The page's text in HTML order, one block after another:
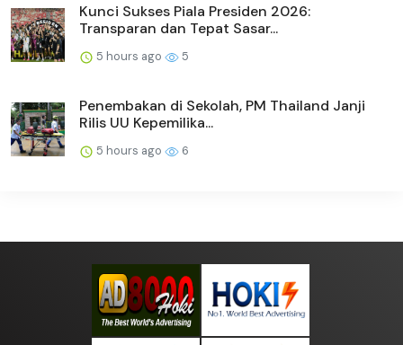
Kunci Sukses Piala Presiden 2026:
Transparan dan Tepat Sasar...
5 hours ago 5
Penembakan di Sekolah, PM Thailand Janji
Rilis UU Kepemilika...
5 hours ago 6